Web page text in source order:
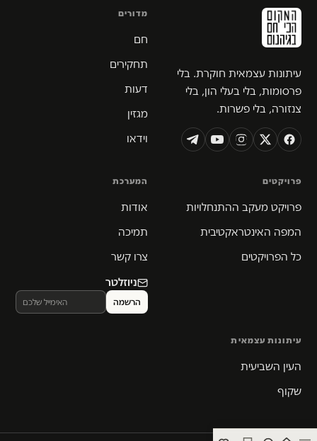
עיתונות עצמאית חוקרת. בלי
פרסומות, בלי בעלי הון, בלי
צנזורה, בלי פשרות.
מדורים
חם
תחקירים
דעות
מגזין
וידאו
פרויקטים
פרויקט מעקב ההתנחלויות
המפה האינטראקטיבית
כל הפרויקטים
המערכת
אודות
תמיכה
צרו קשר
ניוזלטר
עיתונות עצמאית
העין השביעית
שקוף